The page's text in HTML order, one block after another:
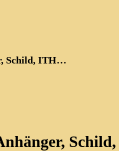
Schild, ITH…